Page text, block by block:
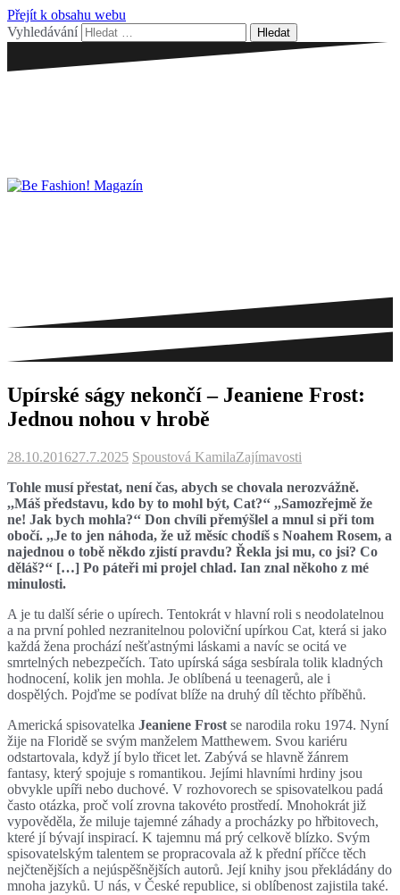
Přejít k obsahu webu
Vyhledávání
Upírské ságy nekončí – Jeaniene Frost:
Jednou nohou v hrobě
28.10.201627.7.2025 Spoustová KamilaZajímavosti
Tohle musí přestat, není čas, abych se chovala nerozvážně.
,,Máš představu, kdo by to mohl být, Cat?‘‘ ,,Samozřejmě že
ne! Jak bych mohla?‘‘ Don chvíli přemýšlel a mnul si při tom
obočí. ,,Je to jen náhoda, že už měsíc chodíš s Noahem Rosem, a
najednou o tobě někdo zjistí pravdu? Řekla jsi mu, co jsi? Co
děláš?‘‘ […] Po páteři mi projel chlad. Ian znal někoho z mé
minulosti.
A je tu další série o upírech. Tentokrát v hlavní roli s neodolatelnou
a na první pohled nezranitelnou poloviční upírkou Cat, která si jako
každá žena prochází nešťastnými láskami a navíc se ocitá ve
smrtelných nebezpečích. Tato upírská sága sesbírala tolik kladných
hodnocení, kolik jen mohla. Je oblíbená u teenagerů, ale i
dospělých. Pojďme se podívat blíže na druhý díl těchto příběhů.
Americká spisovatelka Jeaniene Frost se narodila roku 1974. Nyní
žije na Floridě se svým manželem Matthewem. Svou kariéru
odstartovala, když jí bylo třicet let. Zabývá se hlavně žánrem
fantasy, který spojuje s romantikou. Jejími hlavními hrdiny jsou
obvykle upíři nebo duchové. V rozhovorech se spisovatelkou padá
často otázka, proč volí zrovna takovéto prostředí. Mnohokrát již
vypověděla, že miluje tajemné záhady a procházky po hřbitovech,
které jí bývají inspirací. K tajemnu má prý celkově blízko. Svým
spisovatelským talentem se propracovala až k přední příčce těch
nejčtenějších a nejúspěšnějších autorů. Její knihy jsou překládány do
mnoha jazyků. U nás, v České republice, si oblíbenost zajistila také.